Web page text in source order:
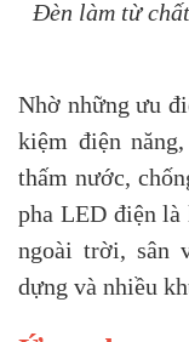
Đèn làm từ
Nhờ những ưu
kiệm điện
thấm nước,
pha LED điện là
ngoài trời, sân
dựng và nhiều